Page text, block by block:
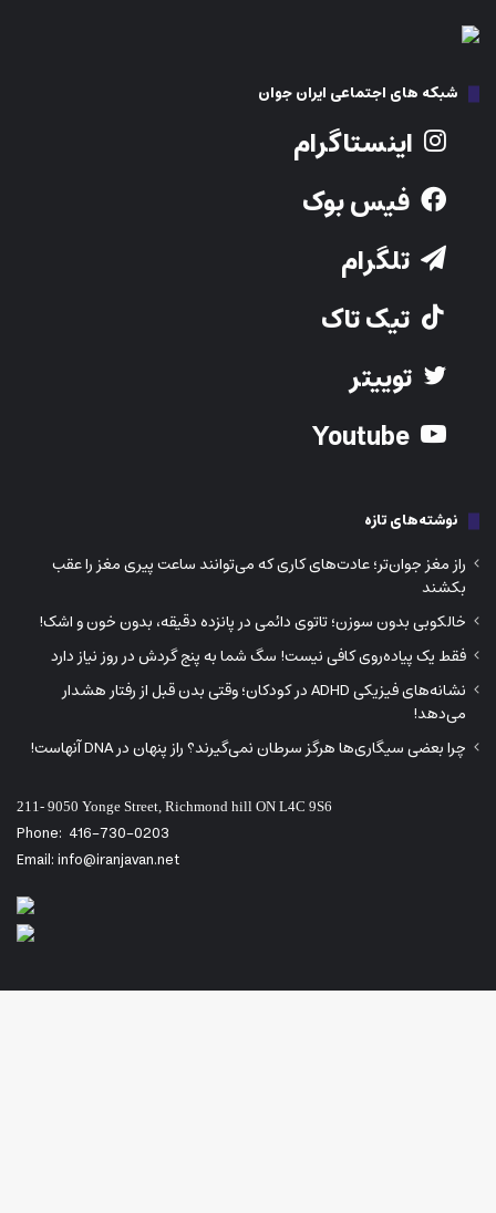
شبکه های اجتماعی ایران جوان
اینستاگرام
فیس بوک
تلگرام
تیک تاک
توییتر
نوشته‌های تازه
راز مغز جوان‌تر؛ عادت‌های کاری که می‌توانند ساعت پیری مغز را عقب
بکشند
خالکوبی بدون سوزن؛ تاتوی دائمی در پانزده دقیقه، بدون خون و اشک!
فقط یک پیاده‌روی کافی نیست! سگ شما به پنج گردش در روز نیاز دارد
نشانه‌های فیزیکی ADHD در کودکان؛ وقتی بدن قبل از رفتار هشدار
می‌دهد!
چرا بعضی سیگاری‌ها هرگز سرطان نمی‌گیرند؟ راز پنهان در DNA آنهاست!
211- 9050 Yonge Street, Richmond hill ON L4C 9S6
Phone: 416-730-0203
Email: info@iranjavan.net